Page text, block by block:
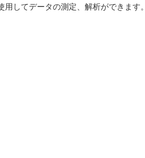
してデータの測定、解析ができます。